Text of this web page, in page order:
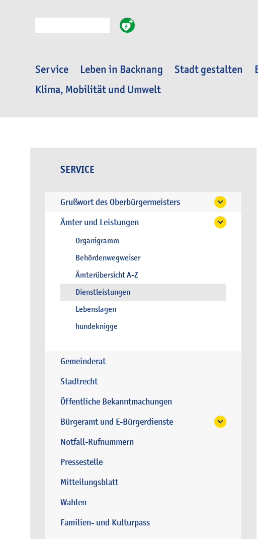
Service Leben in Backnang Stadt gestalten
Klima, Mobilität und Umwelt
SERVICE
Grußwort des Oberbürgermeisters
Ämter und Leistungen
Organigramm
Behördenwegweiser
Ämterübersicht A-Z
Dienstleistungen
Lebenslagen
hundeknigge
Gemeinderat
Stadtrecht
Öffentliche Bekanntmachungen
Bürgeramt und E-Bürgerdienste
Notfall-Rufnummern
Pressestelle
Mitteilungsblatt
Wahlen
Familien- und Kulturpass